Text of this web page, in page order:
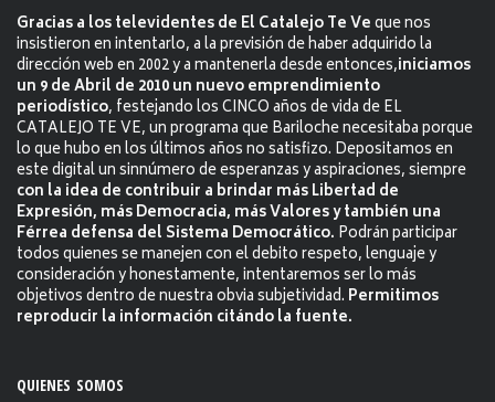
Gracias a los televidentes de El Catalejo Te Veque nos
insistieron en intentarlo, a la previsión de haber adquirido la
dirección web en 2002 y a mantenerla desde entonces,iniciamos
un 9 de Abril de 2010 un nuevo emprendimiento
periodístico, festejando los CINCO años de vida de EL
CATALEJO TE VE, un programa que Bariloche necesitaba porque
lo que hubo en los últimos años no satisfizo. Depositamos en
este digital un sinnúmero de esperanzas y aspiraciones, siempre
con la idea de contribuir a brindar más Libertad de
Expresión, más Democracia, más Valores y también una
Férrea defensa del Sistema Democrático. Podrán participar
todos quienes se manejen con el debito respeto, lenguaje y
consideración y honestamente, intentaremos ser lo más
objetivos dentro de nuestra obvia subjetividad. Permitimos
reproducir la información citándo la fuente.
QUIENES SOMOS